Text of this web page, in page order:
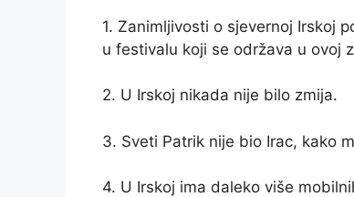
1. Zanimljivosti o sjevernoj Irskoj
u festivalu koji se održava u ovoj
2. U Irskoj nikada nije bilo zmija.
3. Sveti Patrik nije bio Irac, kako
4. U Irskoj ima daleko više